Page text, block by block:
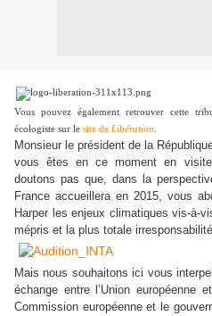
Vous pouvez également retrouver cette
écologiste sur le site de Libération
Monsieur le président de la
vous êtes en ce moment en
doutons pas que, dans la
France accueillera en 2015, vous
Harper les enjeux climatiques vis-à-
mépris et la plus totale
Mais nous souhaitons ici vous
échange entre l’Union européenne
Commission européenne et le